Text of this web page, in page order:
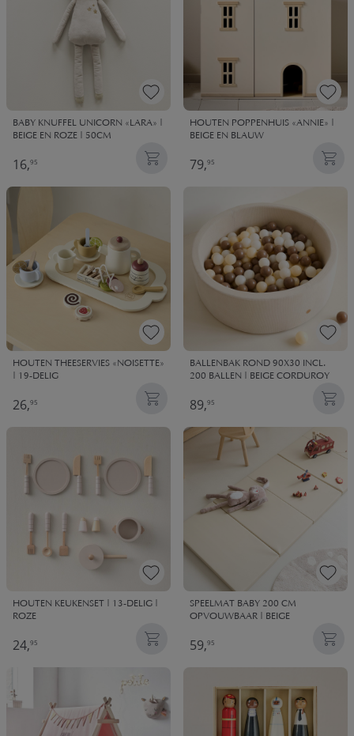
BABY KNUFFEL UNICORN «LARA» |
BEIGE EN ROZE | 50CM
16,95
HOUTEN POPPENHUIS «ANNIE» |
BEIGE EN BLAUW
79,95
HOUTEN THEESERVIES «NOISETTE»
| 19-DELIG
26,95
BALLENBAK ROND 90X30 INCL.
200 BALLEN | BEIGE CORDUROY
89,95
HOUTEN KEUKENSET | 13-DELIG |
ROZE
24,95
SPEELMAT BABY 200 CM
OPVOUWBAAR | BEIGE
59,95